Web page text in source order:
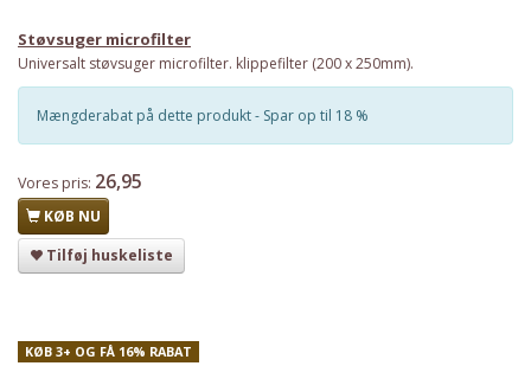
Støvsuger microfilter
Universalt støvsuger microfilter. klippefilter (200 x 250mm).
Mængderabat på dette produkt - Spar op til 18 %
Vores pris: 26,95
KØB NU
Tilføj huskeliste
KØB 3+ OG FÅ 16% RABAT